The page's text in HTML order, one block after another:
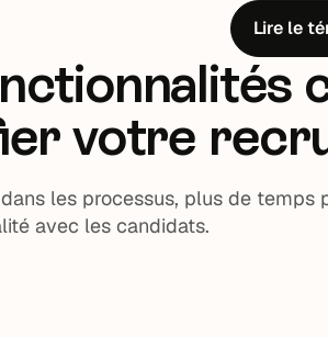
Lire le
votre
les processus, plus de temps
avec les candidats.